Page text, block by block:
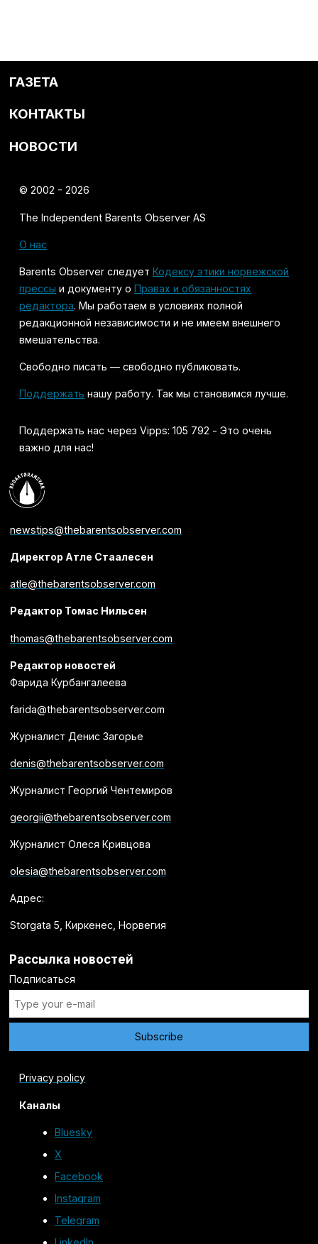
ГАЗЕТА
КОНТАКТЫ
НОВОСТИ
© 2002 - 2026
The Independent Barents Observer AS
О нас
Barents Observer следуетКодексу этики норвежской
прессы и документу оПравах и обязанностях
редактора. Мы работаем в условиях полной
редакционной независимости и не имеем внешнего
вмешательства.
Свободно писать — свободно публиковать.
Поддержать нашу работу. Так мы становимся лучше.
Поддержать нас через Vipps: 105 792 - Это очень
важно для нас!
newstips@thebarentsobserver.com
Директор Атле Стаалесен
atle@thebarentsobserver.com
Редактор Томас Нильсен
thomas@thebarentsobserver.com
Редактор новостей
Фарида Курбангалеева
farida@thebarentsobserver.com
Журналист Денис Загорье
denis@thebarentsobserver.com
Журналист Георгий Чентемиров
georgii@thebarentsobserver.com
Журналист Олеся Кривцова
olesia@thebarentsobserver.com
Адрес:
Storgata 5, Киркенес, Норвегия
Рассылка новостей
Подписаться
Privacy policy
Каналы
Bluesky
X
Facebook
Instagram
Telegram